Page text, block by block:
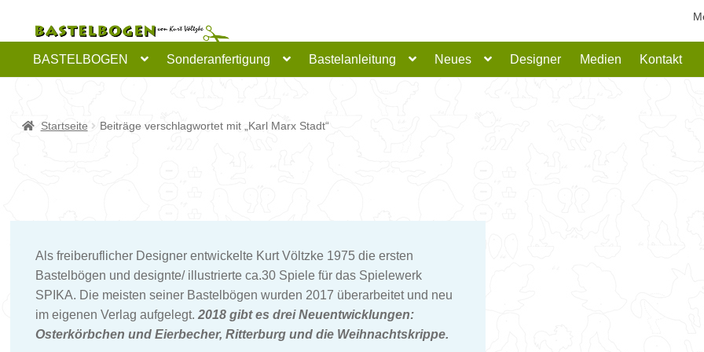
Navigation
BASTELBOGEN Sonderanfertigung Bastelanleitung Neues Designer Medien Kontakt
Startseite Beiträge verschlagwortet mit „Karl Marx Stadt“
Als freiberuflicher Designer entwickelte Kurt Völtzke 1975 die ersten
Bastelbögen und designte/ illustrierte ca.30 Spiele für das Spielewerk
SPIKA. Die meisten seiner Bastelbögen wurden 2017 überarbeitet und neu
im eigenen Verlag aufgelegt.2018 gibt es drei Neuentwicklungen:
Osterkörbchen und Eierbecher, Ritterburg und die Weihnachtskrippe.